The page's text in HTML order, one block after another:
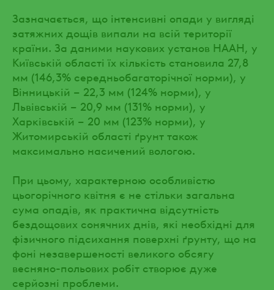
Зазначається, що інтенсивні опади у вигляді
затяжних дощів випали на всій території
країни. За даними наукових установ НААН, у
Київській області їх кількість становила 27,8
мм (146,3% середньобагаторічної норми), у
Вінницькій – 22,3 мм (124% норми), у
Львівській – 20,9 мм (131% норми), у
Харківській – 20 мм (123% норми), у
Житомирській області ґрунт також
максимально насичений вологою.
При цьому, характерною особливістю
цьогорічного квітня є не стільки загальна
сума опадів, як практична відсутність
бездощових сонячних днів, які необхідні для
фізичного підсихання поверхні ґрунту, що на
фоні незавершеності великого обсягу
весняно-польових робіт створює дуже
серйозні проблеми.